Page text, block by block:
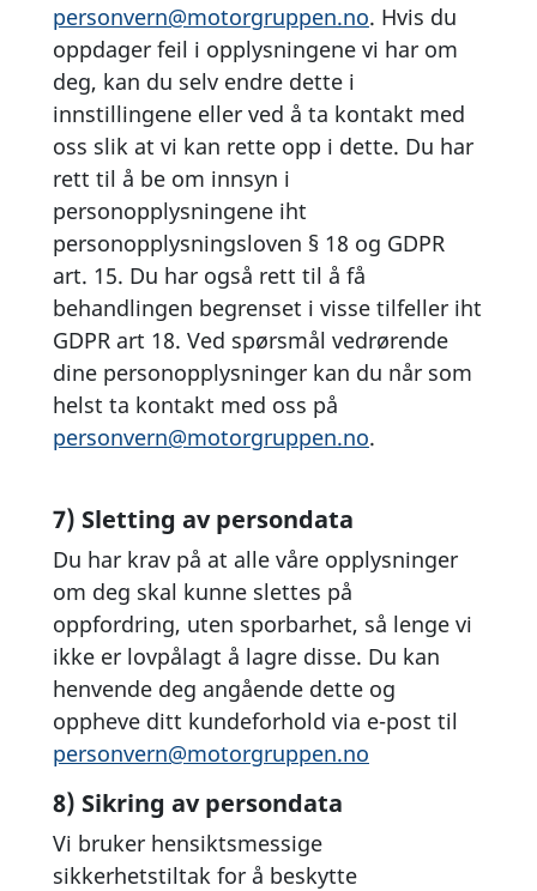
personvern@motorgruppen.no. Hvis du
oppdager feil i opplysningene vi har om
deg, kan du selv endre dette i
innstillingene eller ved å ta kontakt med
oss slik at vi kan rette opp i dette. Du har
rett til å be om innsyn i
personopplysningene iht
personopplysningsloven § 18 og GDPR
art. 15. Du har også rett til å få
behandlingen begrenset i visse tilfeller iht
GDPR art 18. Ved spørsmål vedrørende
dine personopplysninger kan du når som
helst ta kontakt med oss på
personvern@motorgruppen.no.
7) Sletting av persondata
Du har krav på at alle våre opplysninger
om deg skal kunne slettes på
oppfordring, uten sporbarhet, så lenge vi
ikke er lovpålagt å lagre disse. Du kan
henvende deg angående dette og
oppheve ditt kundeforhold via e-post til
personvern@motorgruppen.no
8) Sikring av persondata
Vi bruker hensiktsmessige
sikkerhetstiltak for å beskytte